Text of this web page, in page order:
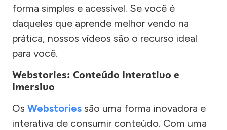
forma simples e acessível. Se você é
daqueles que aprende melhor vendo na
prática, nossos vídeos são o recurso ideal
para você.
Webstories: Conteúdo Interativo e
Imersivo
Os Webstories são uma forma inovadora e
interativa de consumir conteúdo. Com uma